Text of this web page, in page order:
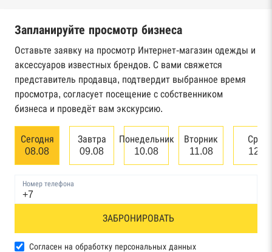
Реестр государственных контрактов
Федерального казначейства
Картотека арбитражных дел Высшего
арбитражного суда
Единый федеральный реестр сведений о
банкротстве юридических лиц
Реестр товарных знаков и знаков обслуживания
База исполнительного производства
Запланируйте просмотр бизнеса
Оставьте заявку на просмотр Интернет-магазин одежды и
аксессуаров известных брендов. С вами свяжется
представитель продавца, подтвердит выбранное время
просмотра, согласует посещение с собственником
бизнеса и проведёт вам экскурсию.
Сегодня
08.08
Завтра
09.08
Понедельник
10.08
Вторник
11.08
12.08
Номер телефона
ЗАБРОНИРОВАТЬ
Согласен на обработку персональных данных